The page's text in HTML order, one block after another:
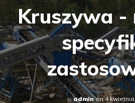
Kruszywa -
admin on4